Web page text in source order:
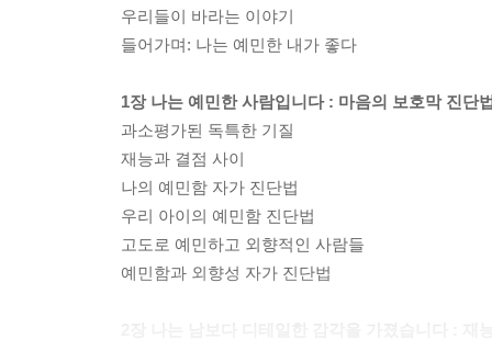
우리들이 바라는 이야기
들어가며: 나는 예민한 내가 좋다
1장 나는 예민한 사람입니다 : 마음의 보호막 진단
과소평가된 독특한 기질
재능과 결점 사이
나의 예민함 자가 진단법
우리 아이의 예민함 진단법
고도로 예민하고 외향적인 사람들
예민함과 외향성 자가 진단법